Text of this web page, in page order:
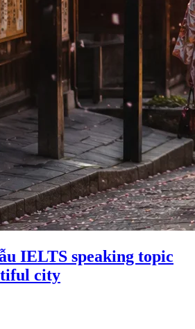
IELTS speaking topic
city